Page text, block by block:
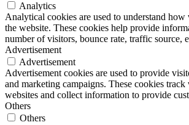
Analytics
Analytical cookies are used to understand
the website. These cookies help provide
number of visitors, bounce rate, traffic source,
Advertisement
Advertisement
Advertisement cookies are used to provide
and marketing campaigns. These cookies track
websites and collect information to provide
Others
Others